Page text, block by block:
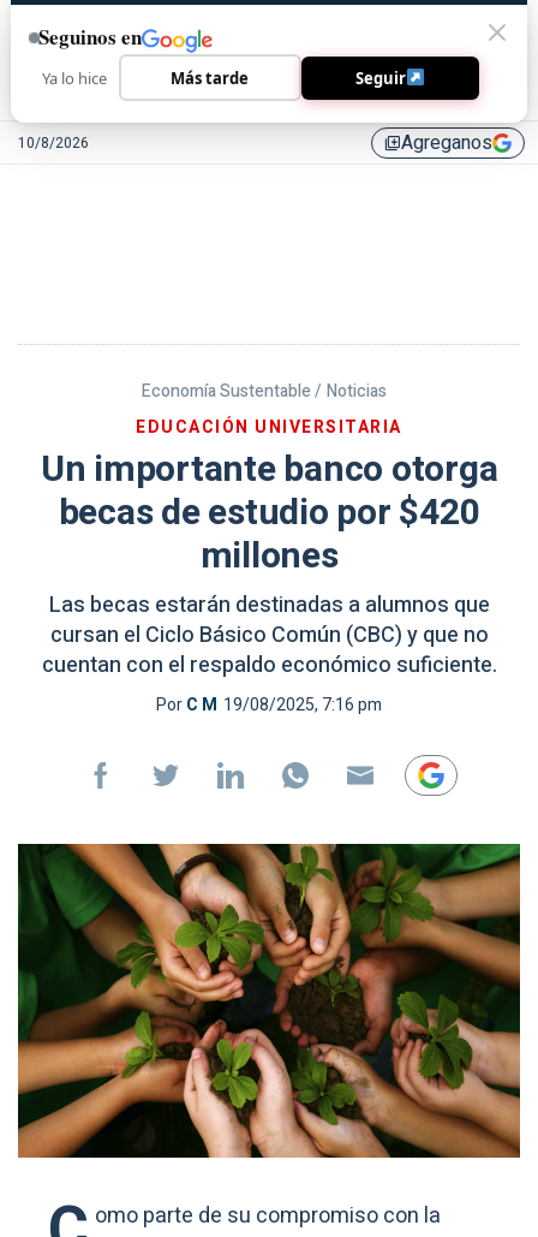
10/8/2026 library_addAgreganos
Economía Sustentable / Noticias
EDUCACIÓN UNIVERSITARIA
Un importante banco otorga
becas de estudio por $420
millones
Las becas estarán destinadas a alumnos que
cursan el Ciclo Básico Común (CBC) y que no
cuentan con el respaldo económico suficiente.
PorC M 19/08/2025, 7:16 pm
omo parte de su compromiso con la
Seguinos en
Ya lo hice Más tarde Seguir